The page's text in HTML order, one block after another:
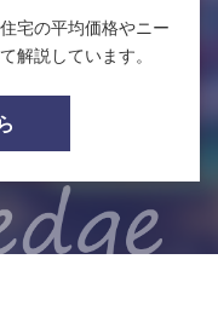
宅の平均価格やニー
解説しています。